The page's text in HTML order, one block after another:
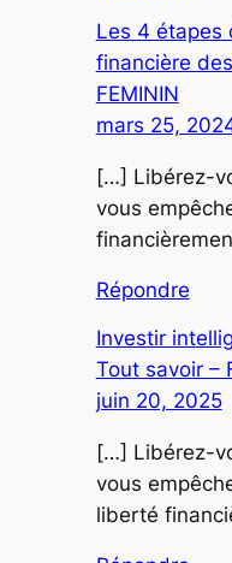
Les 4 étapes
financière
FEMININ
mars 25,
[…] Libérez-
vous
Répondre
Investir
Tout savoir –
juin 20, 2025
[…] Libérez-
vous
liberté